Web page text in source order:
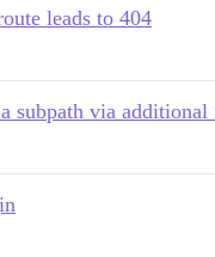
leads to 404
subpath via additional